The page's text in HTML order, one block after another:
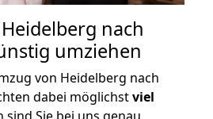
nach
umziehen
von Heidelberg nach
dabei möglichstviel